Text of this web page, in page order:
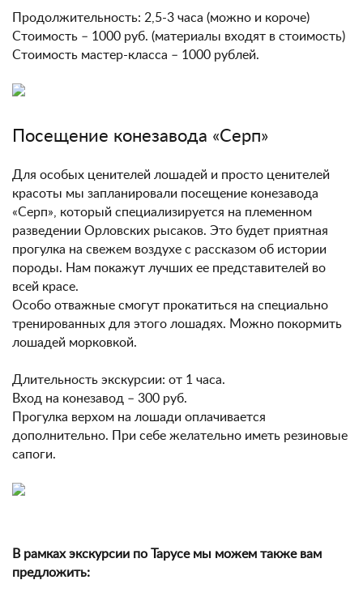
Продолжительность: 2,5-3 часа (можно и короче)
Стоимость – 1000 руб. (материалы входят в стоимость)
Стоимость мастер-класса – 1000 рублей.
Посещение конезавода «Серп»
Для особых ценителей лошадей и просто ценителей
красоты мы запланировали посещение конезавода
«Серп», который специализируется на племенном
разведении Орловских рысаков. Это будет приятная
прогулка на свежем воздухе с рассказом об истории
породы. Нам покажут лучших ее представителей во
всей красе.
Особо отважные смогут прокатиться на специально
тренированных для этого лошадях. Можно покормить
лошадей морковкой.
Длительность экскурсии: от 1 часа.
Вход на конезавод – 300 руб.
Прогулка верхом на лошади оплачивается
дополнительно. При себе желательно иметь резиновые
сапоги.
В рамках экскурсии по Тарусе мы можем также вам
предложить: